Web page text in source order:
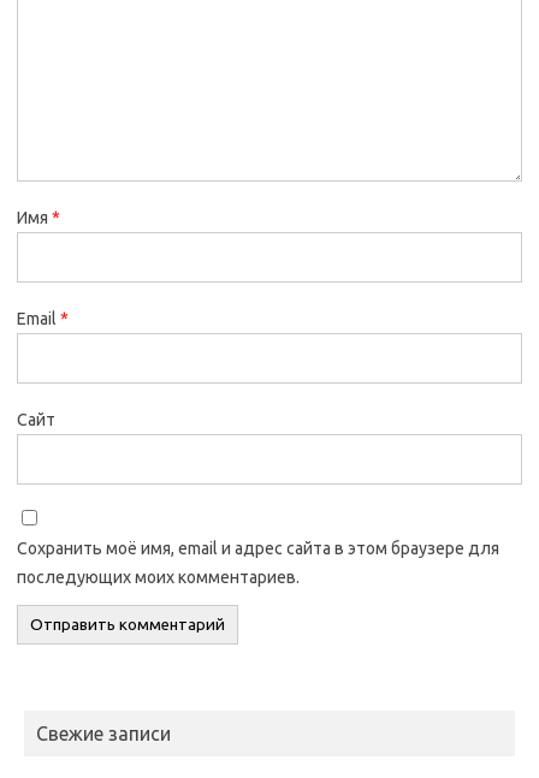
Имя *
Email *
Сайт
Сохранить моё имя, email и адрес сайта в этом браузере для
последующих моих комментариев.
Свежие записи